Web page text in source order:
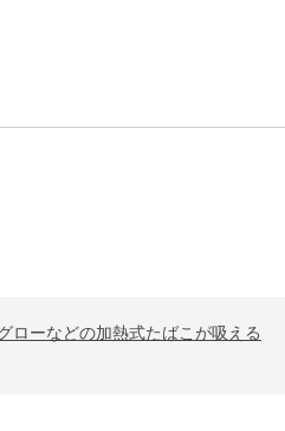
ローなどの加熱式たばこが吸える